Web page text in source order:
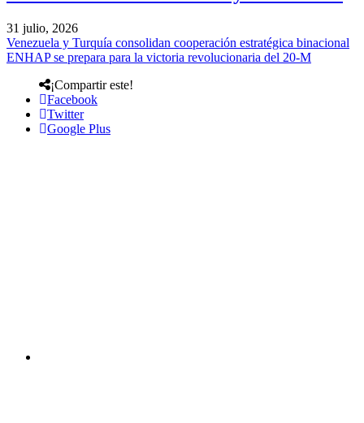
31 julio, 2026
Venezuela y Turquía consolidan cooperación estratégica binacional
ENHAP se prepara para la victoria revolucionaria del 20-M
¡Compartir este!
Facebook
Twitter
Google Plus